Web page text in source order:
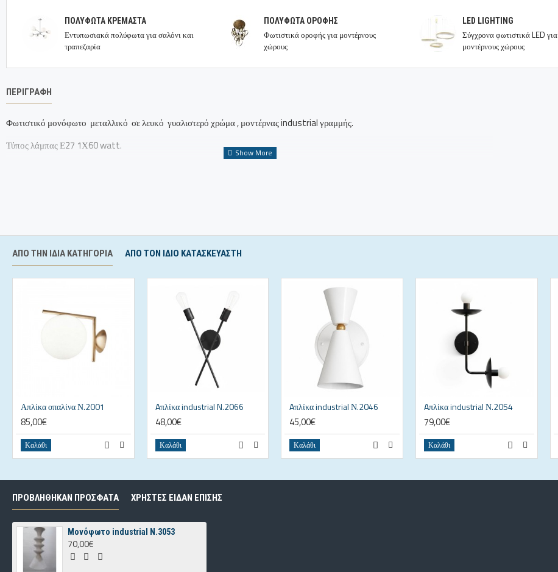
ΠΟΛΥΦΩΤΑ ΚΡΕΜΑΣΤΑ
Εντυπωσιακά πολύφωτα για σαλόνι και
τραπεζαρία
ΠΟΛΥΦΩΤΑ ΟΡΟΦΗΣ
Φωτιστικά οροφής για μοντέρνους
χώρους
LED LIGHTING
Σύγχρονα φωτιστικά LED για
μοντέρνους χώρους
ΠΕΡΙΓΡΑΦΉ
Φωτιστικό μονόφωτο μεταλλικό σε λευκό γυαλιστερό χρώμα , μοντέρνας industrial γραμμής.
Τύπος λάμπας Ε27 1Χ60 watt.
Ειδικές κατασκευές φωτισμού.
ΔΩΡΕΑΝ ΜΕΤΑΦΟΡΙΚΑ
ΑΠΌ ΤΗΝ ΊΔΙΑ ΚΑΤΗΓΟΡΊΑ ΑΠΟ ΤΟΝ ΊΔΙΟ ΚΑΤΑΣΚΕΥΑΣΤΉ
Απλίκα οπαλίνα Ν.2001
85,00€
Καλάθι
Aπλίκα industrial N.2066
48,00€
Καλάθι
Aπλίκα industrial Ν.2046
45,00€
Καλάθι
Aπλίκα industrial Ν.2054
79,00€
Καλάθι
ΠΡΟΒΛΗΘΗΚΑΝ ΠΡΟΣΦΑΤΑ ΧΡΗΣΤΕΣ ΕΙΔΑΝ ΕΠΙΣΗΣ
Μονόφωτο industrial Ν.3053
70,00€